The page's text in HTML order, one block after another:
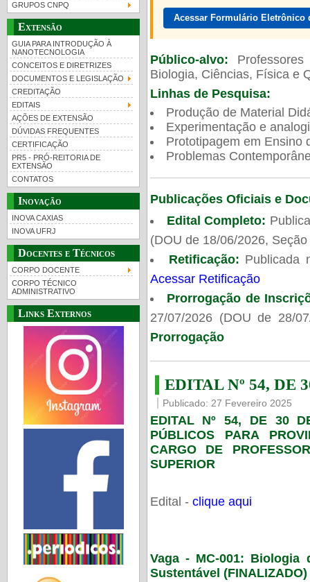
GRUPOS CNPQ
Extensão
GUIA PARA INTRODUÇÃO À
NANOTECNOLOGIA
CONCEITOS E DIRETRIZES
DOCUMENTOS E LEGISLAÇÃO
CREDITAÇÃO
EDITAIS
AÇÕES DE EXTENSÃO
DÚVIDAS FREQUENTES
CERTIFICAÇÃO
PR5 - PRÓ-REITORIA DE
EXTENSÃO
CONTATOS
Inovação
INOVA CAXIAS
INOVA UFRJ
Docentes e Técnicos
CORPO DOCENTE
CORPO TÉCNICO
ADMINISTRATIVO
Links Externos
Acessar Formulário
Público-alvo:
Biologia, Ciências, Física e
Linhas de Pesquisa:
Produção de Material
Experimentação e
Prototipagem em Ensino
Problemas
Publicações Oficiais e
Edital Completo:
(DOU de 18/06/2026,
Retificação: Publicada
Acessar Retificação
Prorrogação de
27/07/2026 (DOU de 28/
Prorrogação
EDITAL Nº 54, DE
Publicado: 27 Fevereiro 2025
EDITAL Nº 54, DE 30
PÚBLICOS PARA
CARGO DE
SUPERIOR
Edital - clique aqui
Vaga - MC-001: Biologia
Sustentável (FINALIZADO)